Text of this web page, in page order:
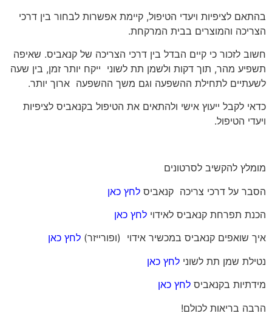
בהתאם לציפיות ויעדי הטיפול, קיימת אפשרות לבחור בין דרכי
הצריכה והמוצרים בבית המרקחת.
חשוב לזכור כי קיים הבדל בין דרכי הצריכה של קנאביס. שאיפה
תשפיע מהר, תוך דקות ולשמן תת לשוני ייקח יותר זמן, בין שעה
לשעתיים לתחילת ההשפעה וגם משך ההשפעה ארוך יותר.
כדאי לקבל ייעוץ אישי ולהתאים את הטיפול בקנאביס לציפיות
ויעדי הטיפול.
מומלץ להקשיב לסרטונים
הסבר על דרכי צריכה קנאביס לחץ כאן
הכנת תפרחת קנאביס לאידוי לחץ כאן
איך שואפים קנאביס במכשיר אידוי (ופורייזר) לחץ כאן
נטילת שמן תת לשוני לחץ כאן
מידתיות בקנאביס לחץ כאן
הרבה בריאות לכולם!